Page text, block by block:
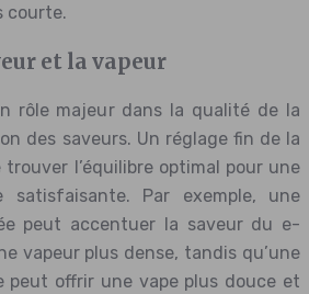
courte.
et la vapeur
rôle majeur dans la qualité de la
des saveurs. Un réglage fin de la
l’équilibre optimal pour une
satisfaisante. Par exemple, une
peut accentuer la saveur du e-
vapeur plus dense, tandis qu’une
peut offrir une vape plus douce et